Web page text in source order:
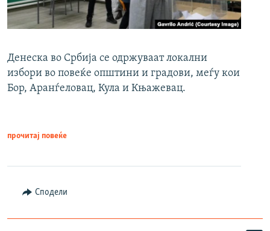
Денеска во Србија се одржуваат локални
избори во повеќе општини и градови, меѓу кои
Бор, Аранѓеловац, Кула и Књажевац.
прочитај повеќе
Сподели